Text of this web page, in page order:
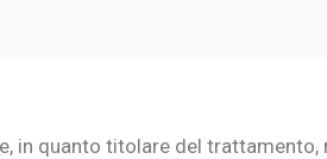
in quanto titolare del